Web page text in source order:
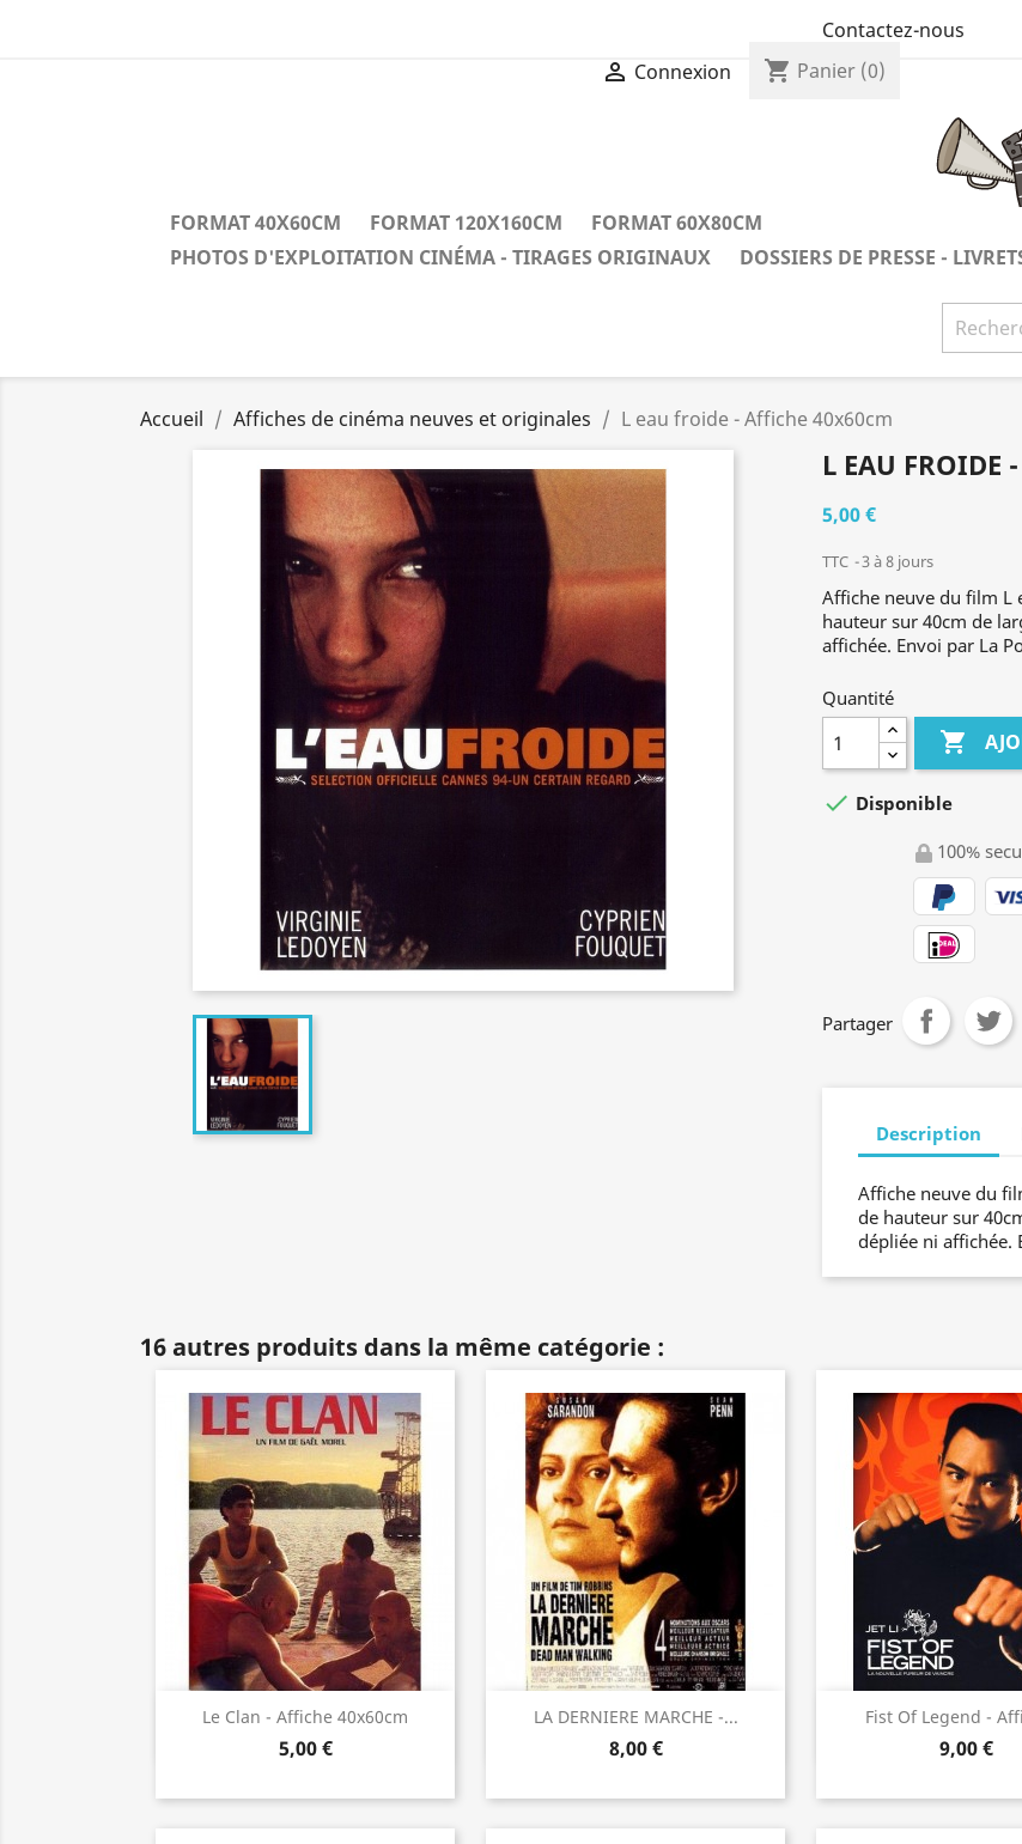
Contactez-nous
 Connexion shopping_cart Panier (0)
FORMAT 40X60CM FORMAT 120X160CM
FORMAT 60X80CM
PHOTOS D'EXPLOITATION CINÉMA - TIRAGES ORIGINAUX
DOSSIERS DE PRESSE -
Accueil Affiches de cinéma neuves et originales L eau froide - Affiche 40x60cm
L EAU FROIDE
5,00 €
TTC 3 à 8 jours
Affiche neuve du film L
hauteur sur 40cm de
affichée. Envoi par La
Quantité

 Disponible
100%
Partager
Description
Affiche neuve du
de hauteur sur
dépliée ni affichée.
16 autres produits dans la même catégorie :
Le Clan - Affiche 40x60cm
5,00 €
Aperçu rapide LA DERNIERE MARCHE -...
8,00 €
Aperçu rapide Fist Of Legend -
9,00 €
Aperçu